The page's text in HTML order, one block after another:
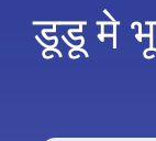
डूडू मे